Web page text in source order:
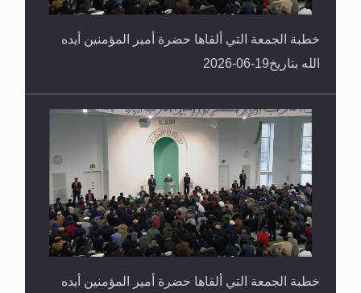
خطبة الجمعة التي ألقاها حضرة أمير المؤمنين أيده
الله بتاريخ19-06-2026
خطبة الجمعة التي ألقاها حضرة أمير المؤمنين أيده